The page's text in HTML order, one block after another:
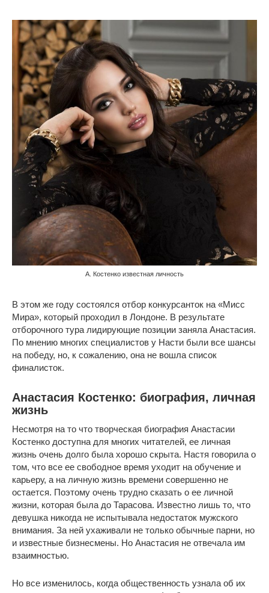
А. Костенко известная личность
В этом же году состоялся отбор конкурсанток на «Мисс
Мира», который проходил в Лондоне. В результате
отборочного тура лидирующие позиции заняла Анастасия.
По мнению многих специалистов у Насти были все шансы
на победу, но, к сожалению, она не вошла список
финалисток.
Анастасия Костенко: биография, личная
жизнь
Несмотря на то что творческая биография Анастасии
Костенко доступна для многих читателей, ее личная
жизнь очень долго была хорошо скрыта. Настя говорила о
том, что все ее свободное время уходит на обучение и
карьеру, а на личную жизнь времени совершенно не
остается. Поэтому очень трудно сказать о ее личной
жизни, которая была до Тарасова. Известно лишь то, что
девушка никогда не испытывала недостаток мужского
внимания. За ней ухаживали не только обычные парни, но
и известные бизнесмены. Но Анастасия не отвечала им
взаимностью.
Но все изменилось, когда общественность узнала об их